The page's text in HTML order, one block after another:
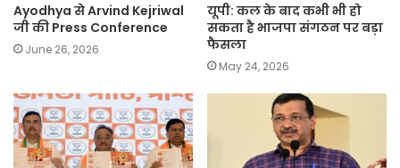
Ayodhya से Arvind Kejriwal
जी की Press Conference
June 26, 2026
यूपी: कल के बाद कभी भी हो
सकता है भाजपा संगठन पर बड़ा
फैसला
May 24, 2026